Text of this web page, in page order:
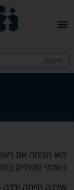
היא הניחה את
נשכתי שפתיים
אילנה הייתה